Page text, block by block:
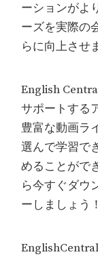
ーションがよ
ーズを実際の
らに向上させ
English
サポートする
豊富な動画ラ
選んで学習で
めることがで
ら今すぐダウ
ーしましょう！